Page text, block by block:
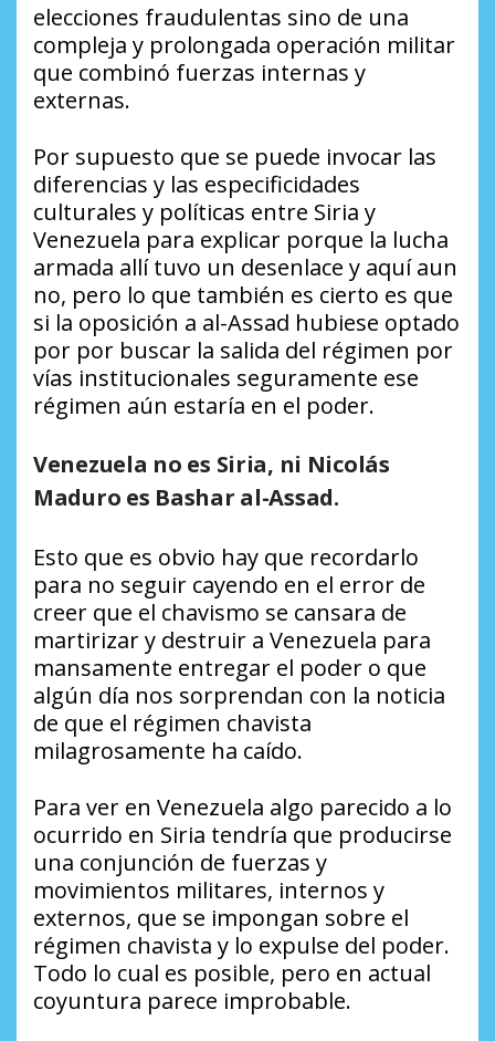
elecciones fraudulentas sino de una
compleja y prolongada operación militar
que combinó fuerzas internas y
externas.
Por supuesto que se puede invocar las
diferencias y las especificidades
culturales y políticas entre Siria y
Venezuela para explicar porque la lucha
armada allí tuvo un desenlace y aquí aun
no, pero lo que también es cierto es que
si la oposición a al-Assad hubiese optado
por por buscar la salida del régimen por
vías institucionales seguramente ese
régimen aún estaría en el poder.
Venezuela no es Siria, ni Nicolás
Maduro es Bashar al-Assad.
Esto que es obvio hay que recordarlo
para no seguir cayendo en el error de
creer que el chavismo se cansara de
martirizar y destruir a Venezuela para
mansamente entregar el poder o que
algún día nos sorprendan con la noticia
de que el régimen chavista
milagrosamente ha caído.
Para ver en Venezuela algo parecido a lo
ocurrido en Siria tendría que producirse
una conjunción de fuerzas y
movimientos militares, internos y
externos, que se impongan sobre el
régimen chavista y lo expulse del poder.
Todo lo cual es posible, pero en actual
coyuntura parece improbable.